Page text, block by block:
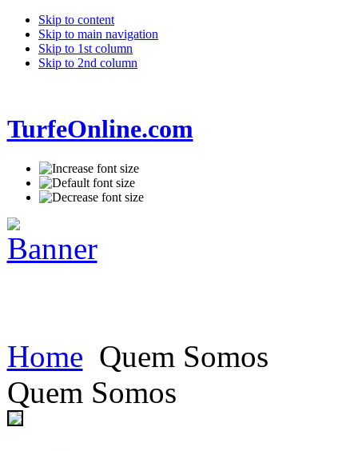
Skip to content
Skip to main navigation
Skip to 1st column
Skip to 2nd column
TurfeOnline.com
Home Quem Somos
Quem Somos